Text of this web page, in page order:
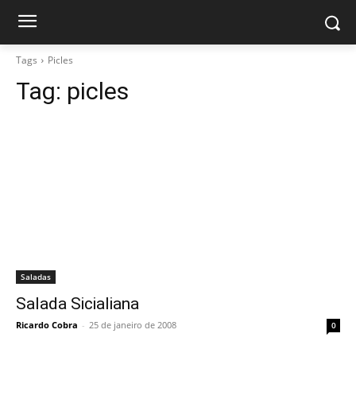
Tags Picles
Tag: picles
Saladas
Salada Sicialiana
Ricardo Cobra - 25 de janeiro de 2008 0